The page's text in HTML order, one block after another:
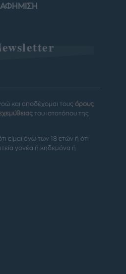
και αποδέχομαι τους όρους
του ιστοτόπου της
είμαι άνω των 18 ετών ή ότι
γονέα ή κηδεμόνα ή